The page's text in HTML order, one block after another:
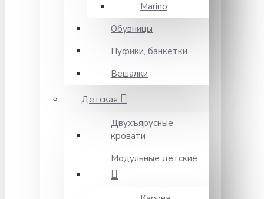
Marino
Обувницы
Пуфики, банкетки
Вешалки
Детская
Двухъярусные
кровати
Модульные детские